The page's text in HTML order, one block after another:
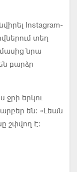
Instagram-
տեղ
նրա
բարձր
ջրի երկու
են: «Լեան
շփվող Է: